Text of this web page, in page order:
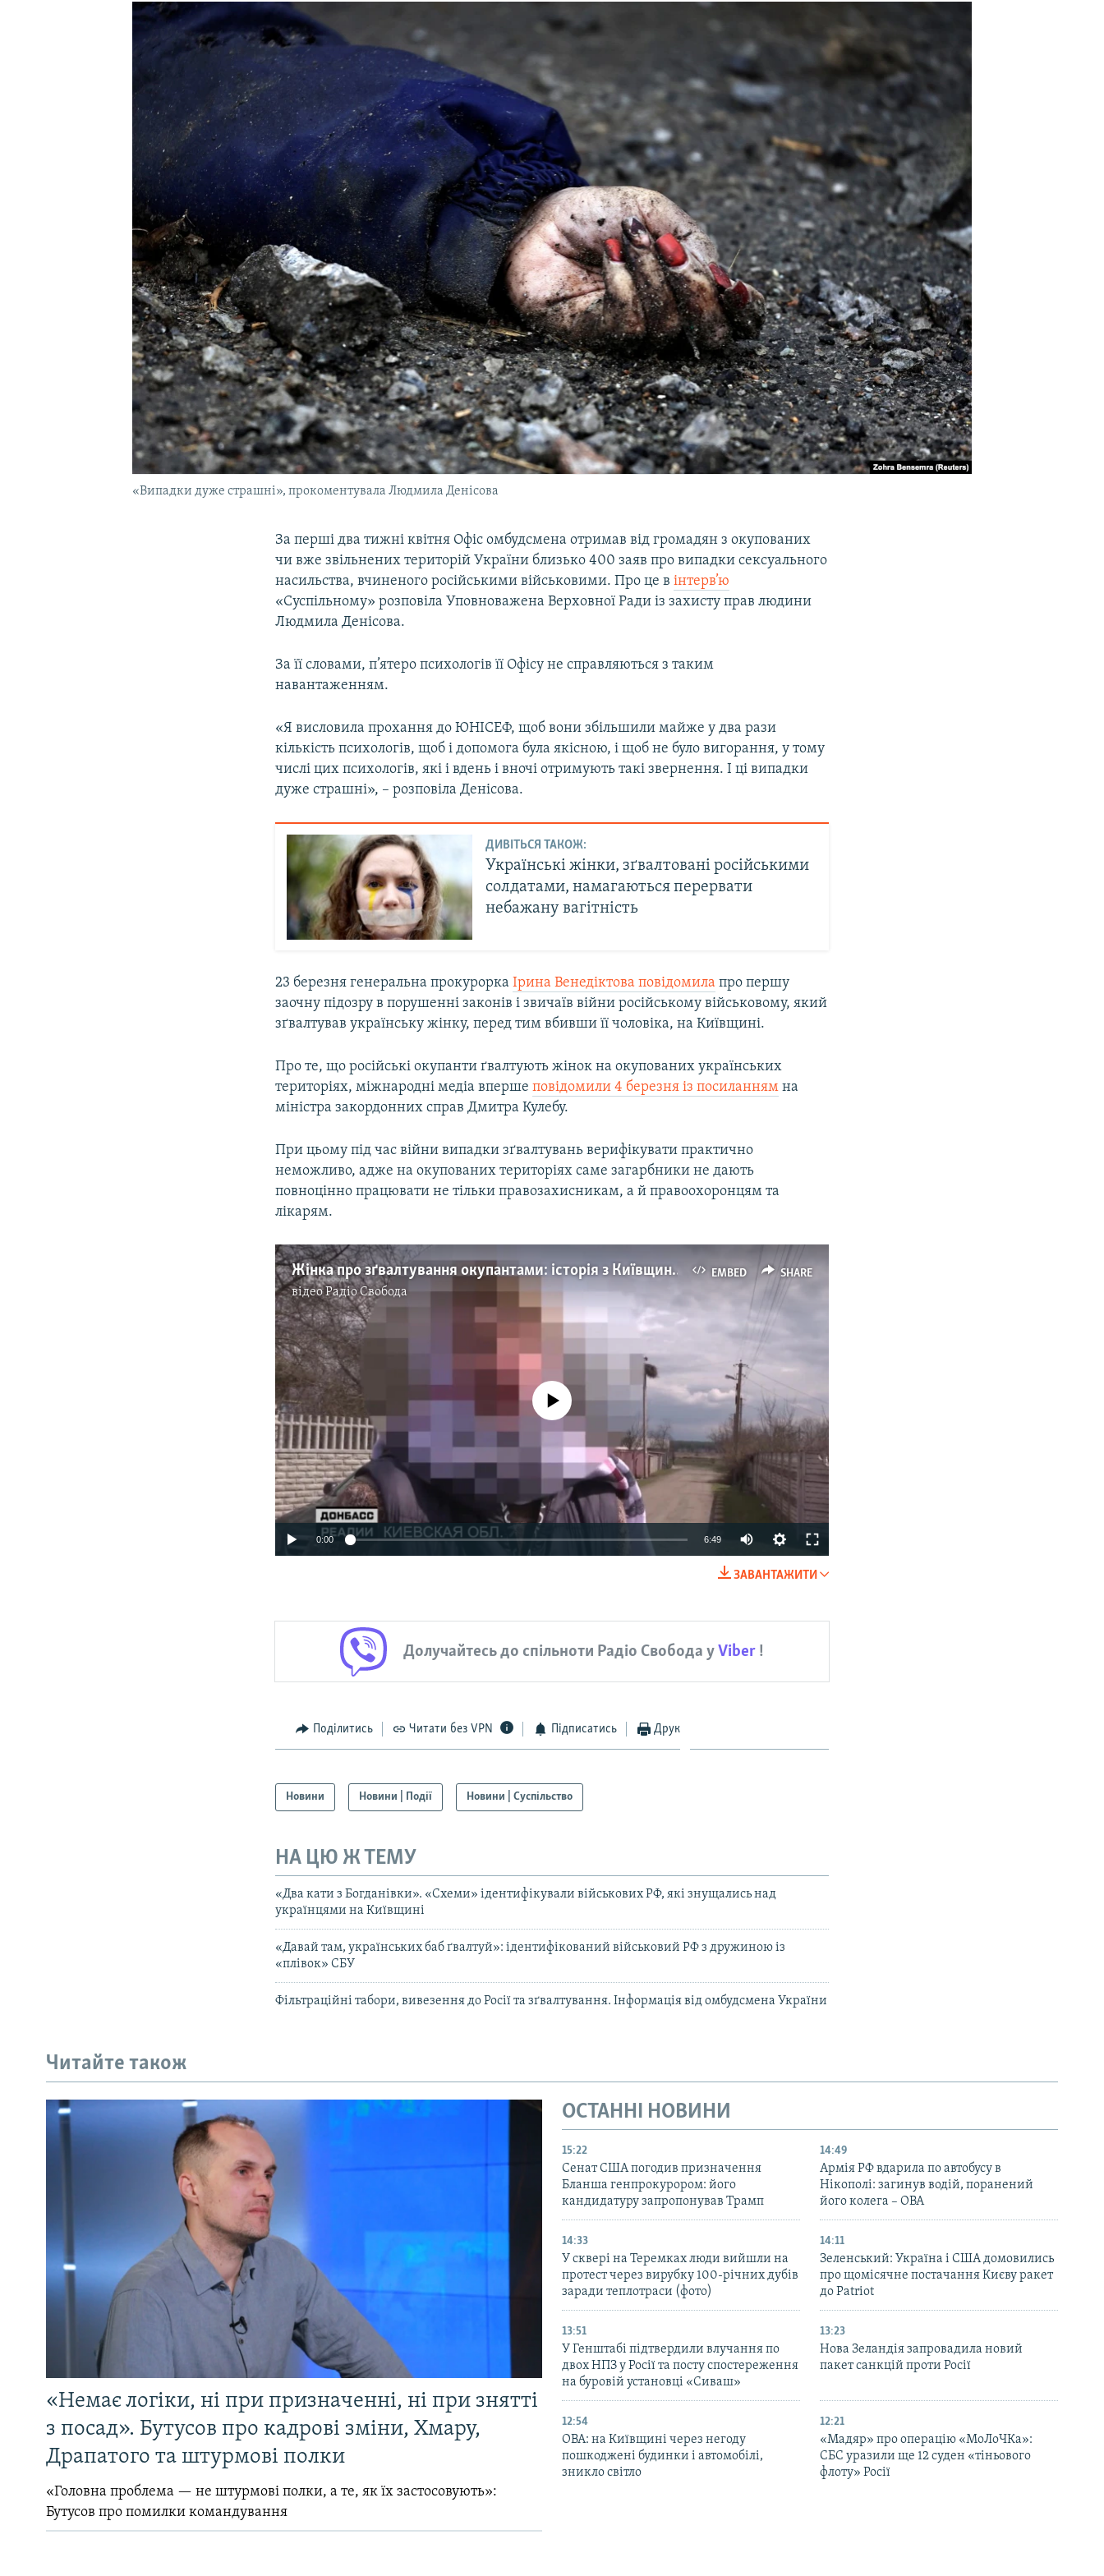
«Випадки дуже страшні», прокоментувала Людмила Денісова
За перші два тижні квітня Офіс омбудсмена отримав від громадян з окупованих
чи вже звільнених територій України близько 400 заяв про випадки сексуального
насильства, вчиненого російськими військовими. Про це вінтерв’ю
«Суспільному» розповіла Уповноважена Верховної Ради із захисту прав людини
Людмила Денісова.
За її словами, п’ятеро психологів її Офісу не справляються з таким
навантаженням.
«Я висловила прохання до ЮНІСЕФ, щоб вони збільшили майже у два рази
кількість психологів, щоб і допомога була якісною, і щоб не було вигорання, у тому
числі цих психологів, які і вдень і вночі отримують такі звернення. І ці випадки
дуже страшні», – розповіла Денісова.
ДИВІТЬСЯ ТАКОЖ:
Українські жінки, зґвалтовані російськими
солдатами, намагаються перервати
небажану вагітність
23 березня генеральна прокуроркаІрина Венедіктова повідомила про першу
заочну підозру в порушенні законів і звичаїв війни російському військовому, який
зґвалтував українську жінку, перед тим вбивши її чоловіка, на Київщині.
Про те, що російські окупанти ґвалтують жінок на окупованих українських
територіях, міжнародні медіа впершеповідомили 4 березня із посиланням на
міністра закордонних справ Дмитра Кулебу.
При цьому під час війни випадки зґвалтувань верифікувати практично
неможливо, адже на окупованих територіях саме загарбники не дають
повноцінно працювати не тільки правозахисникам, а й правоохоронцям та
лікарям.
EMBED SHARE
Жінка про зґвалтування окупантами: історія з Київщини (відео)
відеоРадіо Свобода
No media source currently available
0:00 6:49
480p
720p
ЗАВАНТАЖИТИ
Долучайтесь до спільноти Радіо Свобода уViber!
Поділитись Читати без VPN Підписатись Друк
Новини Новини | Події Новини | Суспільство
НА ЦЮ Ж ТЕМУ
«Два кати з Богданівки». «Схеми» ідентифікували військових РФ, які знущались над
українцями на Київщині
«Давай там, українських баб ґвалтуй»: ідентифікований військовий РФ з дружиною із
«плівок» СБУ
Фільтраційні табори, вивезення до Росії та зґвалтування. Інформація від омбудсмена України
Читайте також
«Немає логіки, ні при призначенні, ні при знятті
з посад». Бутусов про кадрові зміни, Хмару,
Драпатого та штурмові полки
«Головна проблема — не штурмові полки, а те, як їх застосовують»:
Бутусов про помилки командування
ОСТАННІ НОВИНИ
15:22
Сенат США погодив призначення
Бланша генпрокурором: його
кандидатуру запропонував Трамп
14:49
Армія РФ вдарила по автобусу в
Нікополі: загинув водій, поранений
його колега – ОВА
14:33
У сквері на Теремках люди вийшли на
протест через вирубку 100-річних дубів
заради теплотраси (фото)
14:11
Зеленський: Україна і США домовились
про щомісячне постачання Києву ракет
до Patriot
13:51
У Генштабі підтвердили влучання по
двох НПЗ у Росії та посту спостереження
на буровій установці «Сиваш»
13:23
Нова Зеландія запровадила новий
пакет санкцій проти Росії
12:54
ОВА: на Київщині через негоду
пошкоджені будинки і автомобілі,
зникло світло
12:21
«Мадяр» про операцію «МоЛоЧКа»:
СБС уразили ще 12 суден «тіньового
флоту» Росії